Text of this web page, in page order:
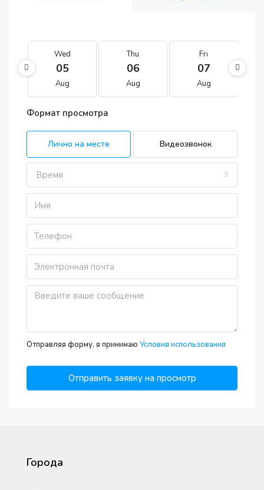
Wed
05
Aug
Thu
06
Aug
Fri
07
Aug
Формат просмотра
Лично на месте Видеозвонок
Время
Отправляя форму, я принимаю Условия использования
Отправить заявку на просмотр
Города